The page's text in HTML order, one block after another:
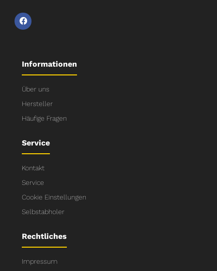
Informationen
Über uns
Hersteller
Häufige Fragen
Service
Kontakt
Service
Cookie Einstellungen
Selbstabholer
Rechtliches
Impressum